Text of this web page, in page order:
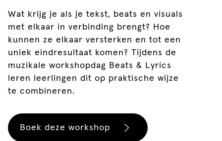
Wat krijg je als je tekst, beats en visuals
met elkaar in verbinding brengt? Hoe
kunnen ze elkaar versterken en tot een
uniek eindresultaat komen? Tijdens de
muzikale workshopdag Beats & Lyrics
leren leerlingen dit op praktische wijze
te combineren.
Boek deze workshop